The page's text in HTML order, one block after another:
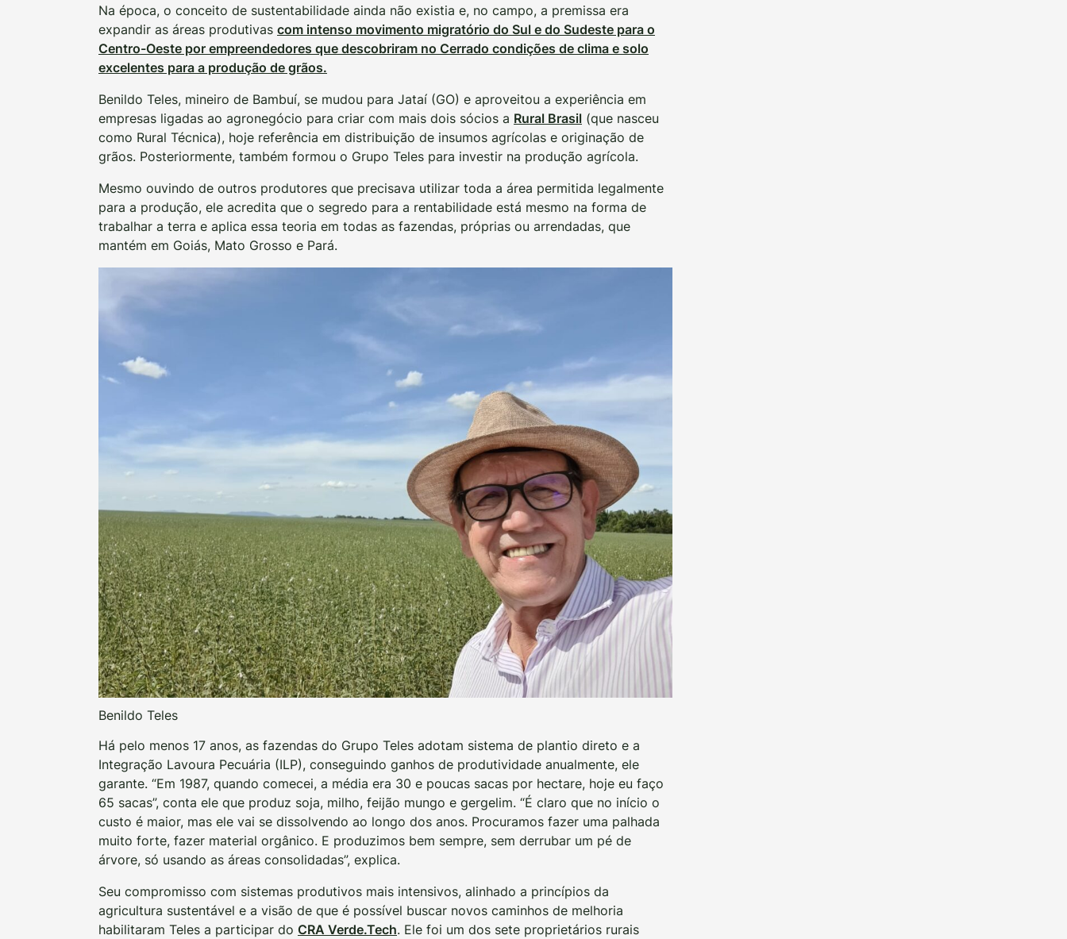
Na época, o conceito de sustentabilidade ainda não existia e, no campo, a premissa era
expandir as áreas produtivas com intenso movimento migratório do Sul e do Sudeste para o
Centro-Oeste por empreendedores que descobriram no Cerrado condições de clima e solo
excelentes para a produção de grãos.
Benildo Teles, mineiro de Bambuí, se mudou para Jataí (GO) e aproveitou a experiência em
empresas ligadas ao agronegócio para criar com mais dois sócios a Rural Brasil (que nasceu
como Rural Técnica), hoje referência em distribuição de insumos agrícolas e originação de
grãos. Posteriormente, também formou o Grupo Teles para investir na produção agrícola.
Mesmo ouvindo de outros produtores que precisava utilizar toda a área permitida legalmente
para a produção, ele acredita que o segredo para a rentabilidade está mesmo na forma de
trabalhar a terra e aplica essa teoria em todas as fazendas, próprias ou arrendadas, que
mantém em Goiás, Mato Grosso e Pará.
Benildo Teles
Há pelo menos 17 anos, as fazendas do Grupo Teles adotam sistema de plantio direto e a
Integração Lavoura Pecuária (ILP), conseguindo ganhos de produtividade anualmente, ele
garante. “Em 1987, quando comecei, a média era 30 e poucas sacas por hectare, hoje eu faço
65 sacas”, conta ele que produz soja, milho, feijão mungo e gergelim. “É claro que no início o
custo é maior, mas ele vai se dissolvendo ao longo dos anos. Procuramos fazer uma palhada
muito forte, fazer material orgânico. E produzimos bem sempre, sem derrubar um pé de
árvore, só usando as áreas consolidadas”, explica.
Seu compromisso com sistemas produtivos mais intensivos, alinhado a princípios da
agricultura sustentável e a visão de que é possível buscar novos caminhos de melhoria
habilitaram Teles a participar do CRA Verde.Tech. Ele foi um dos sete proprietários rurais